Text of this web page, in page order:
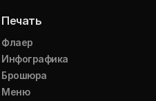
Печать
Флаер
Инфографика
Брошюра
Меню